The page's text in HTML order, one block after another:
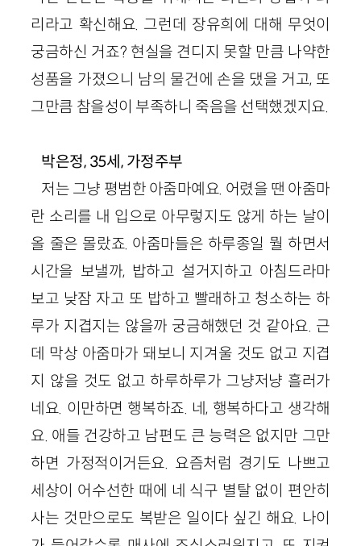
리라고 확신해요. 그런데 장유희에 대해 무엇이
궁금하신 거죠? 현실을 견디지 못할 만큼 나약한
성품을 가졌으니 남의 물건에 손을 댔을 거고, 또
그만큼 참을성이 부족하니 죽음을 선택했겠지요.
박은정, 35세, 가정주부
저는 그냥 평범한 아줌마예요. 어렸을 땐 아줌마
란 소리를 내 입으로 아무렇지도 않게 하는 날이
올 줄은 몰랐죠. 아줌마들은 하루종일 뭘 하면서
시간을 보낼까, 밥하고 설거지하고 아침드라마
보고 낮잠 자고 또 밥하고 빨래하고 청소하는 하
루가 지겹지는 않을까 궁금해했던 것 같아요. 근
데 막상 아줌마가 돼보니 지겨울 것도 없고 지겹
지 않을 것도 없고 하루하루가 그냥저냥 흘러가
네요. 이만하면 행복하죠. 네, 행복하다고 생각해
요. 애들 건강하고 남편도 큰 능력은 없지만 그만
하면 가정적이거든요. 요즘처럼 경기도 나쁘고
세상이 어수선한 때에 네 식구 별탈 없이 편안히
사는 것만으로도 복받은 일이다 싶긴 해요. 나이